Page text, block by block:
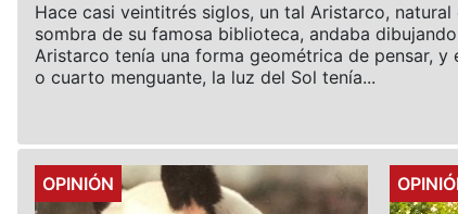
Hace casi veintitrés siglos, un tal Aristarco,
sombra de su famosa biblioteca, andaba
Aristarco tenía una forma geométrica de pensar,
o cuarto menguante, la luz del Sol tenía...
Details
OPINIÓN Details